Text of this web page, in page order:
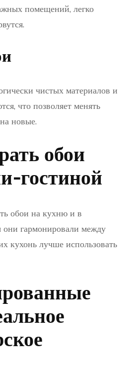
помещений, легко
чистых материалов и
что позволяет менять
новые.
обои
гостиной
обои на кухню и в
они гармонировали между
кухонь лучше использовать